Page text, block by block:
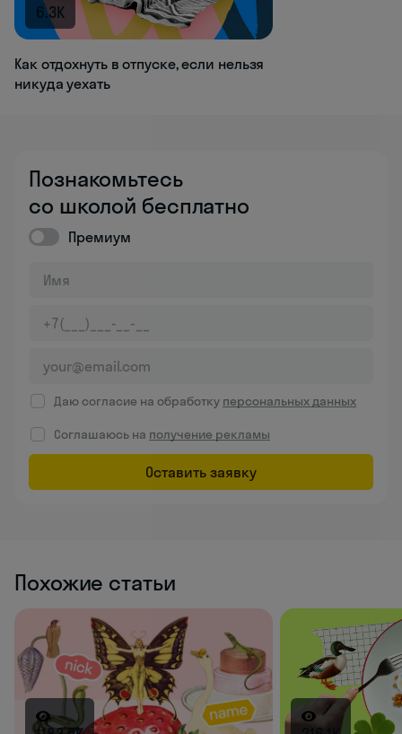
6.3K
Как отдохнуть в отпуске, если нельзя
никуда уехать
Познакомьтесь
со школой бесплатно
Премиум
Даю согласие на обработку персональных данных
Соглашаюсь на получение рекламы
Оставить заявку
Похожие статьи